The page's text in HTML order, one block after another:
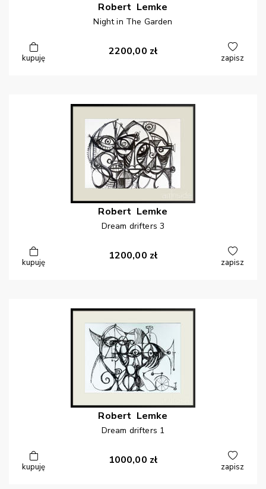
Robert Lemke
Night in The Garden
kupuję
2200,00 zł
zapisz
Robert Lemke
Dream drifters 3
kupuję
1200,00 zł
zapisz
Robert Lemke
Dream drifters 1
kupuję
1000,00 zł
zapisz